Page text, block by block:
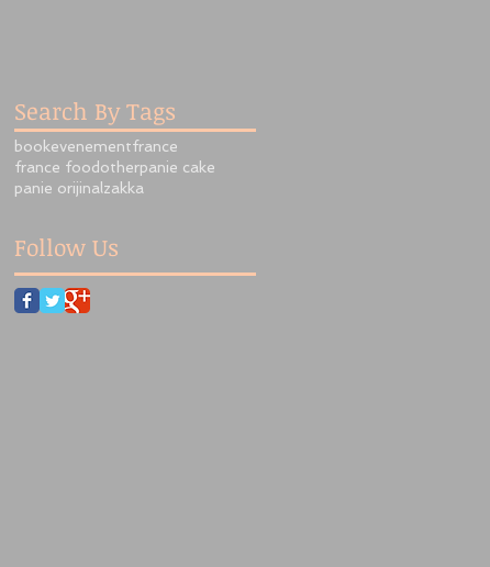
Search By Tags
bookevenementfrance
france foodotherpanie cake
panie orijinal zakka
Follow Us